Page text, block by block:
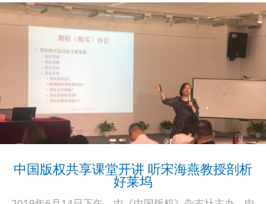
中国版权共享课堂开讲 听宋海燕教授剖析
好莱坞